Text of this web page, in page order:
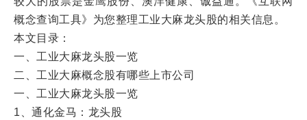
概念查询工具》为您整理工业大麻龙头股的相关信息。
本文目录：
一、工业大麻龙头股一览
二、工业大麻概念股有哪些上市公司
一、工业大麻龙头股一览
1、通化金马：龙头股